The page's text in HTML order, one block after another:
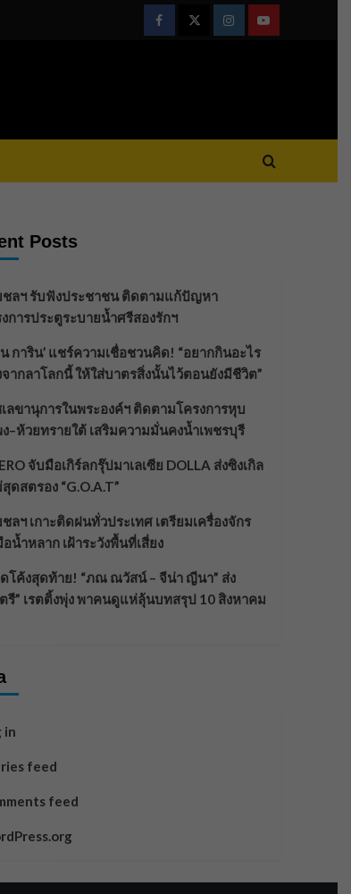
FacebookTwitterInstagramYoutube
Posts
ชลฯ รับฟังประชาชน ติดตามแก้ปัญหา
การประตูระบายน้ำศรีสองรักฯ
การิน’ แชร์ความเชื่อชวนคิด! “อยากกินอะไร
ากลาโลกนี้ ให้ใส่บาตรสิ่งนั้นไว้ตอนยังมีชีวิต”
ลขานุการในพระองค์ฯ ติดตามโครงการหุบ
–ห้วยทรายใต้ เสริมความมั่นคงน้ำเพชรบุรี
จับมือเกิร์ลกรุ๊ปมาเลเซีย DOLLA ส่งซิงเกิล
ดสตรอง “G.O.A.T”
ลฯ เกาะติดฝนทั่วประเทศ เตรียมเครื่องจักร
น้ำหลาก เฝ้าระวังพื้นที่เสี่ยง
ดโค้งสุดท้าย! “ภณ ณวัสน์ – จีน่า ญีนา” ส่ง
รี” เรตติ้งพุ่ง พาคนดูแห่ลุ้นบทสรุป 10 สิงหาคม
in
feed
feed